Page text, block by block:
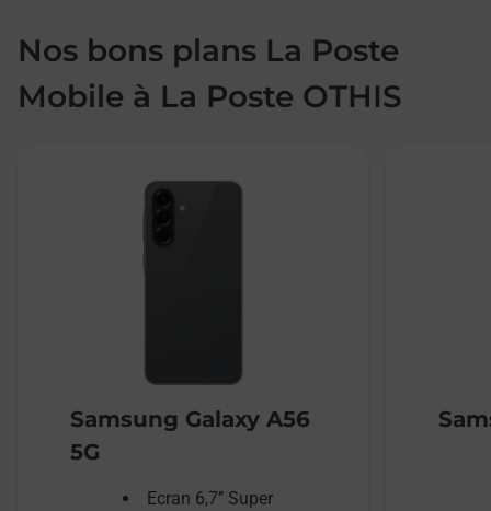
Nos bons plans La Poste
Mobile à La Poste OTHIS
Samsung Galaxy A56
5G
Ecran 6,7’’ Super